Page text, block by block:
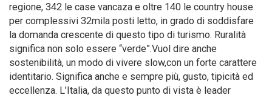
regione, 342 le case vancaza e oltre 140 le country house
per complessivi 32mila posti letto, in grado di soddisfare
la domanda crescente di questo tipo di turismo. Ruralità
significa non solo essere “verde”.Vuol dire anche
sostenibilità, un modo di vivere slow,con un forte carattere
identitario. Significa anche e sempre più, gusto, tipicità ed
eccellenza. L’Italia, da questo punto di vista è leader